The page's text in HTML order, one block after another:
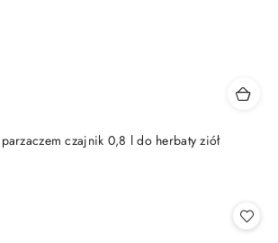
czajnik 0,8 l do herbaty ziół